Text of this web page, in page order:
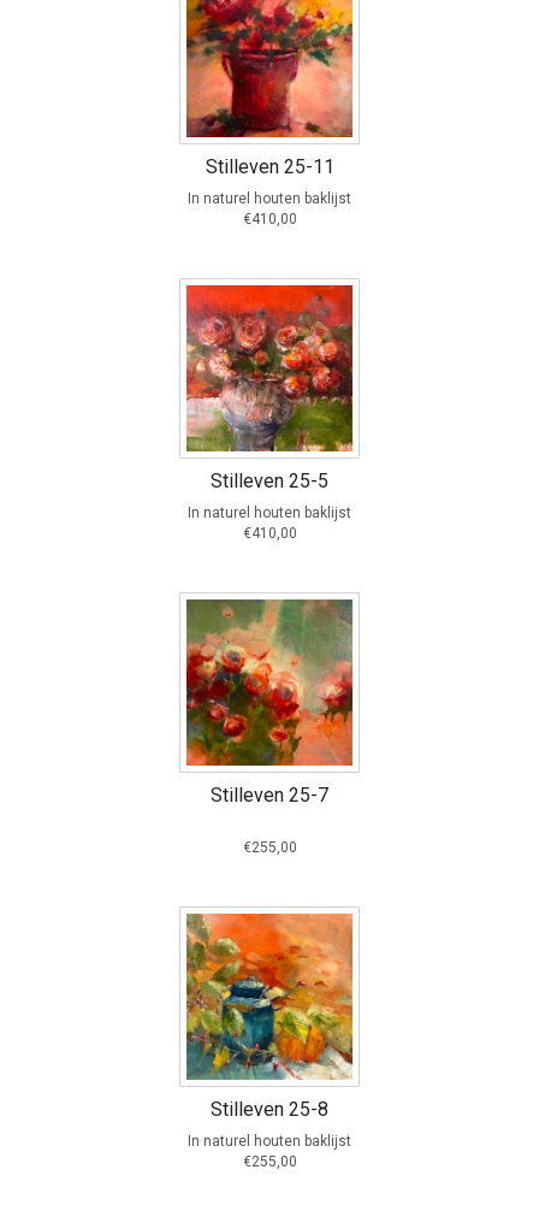
Stilleven 25-11
In naturel houten baklijst
€410,00
Stilleven 25-5
In naturel houten baklijst
€410,00
Stilleven 25-7
€255,00
Stilleven 25-8
In naturel houten baklijst
€255,00